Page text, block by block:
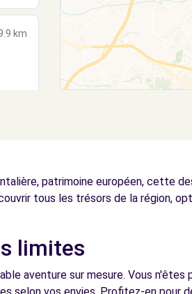
km
patrimoine européen, cette
tous les trésors de la région,
limites
aventure sur mesure. Vous n'êtes